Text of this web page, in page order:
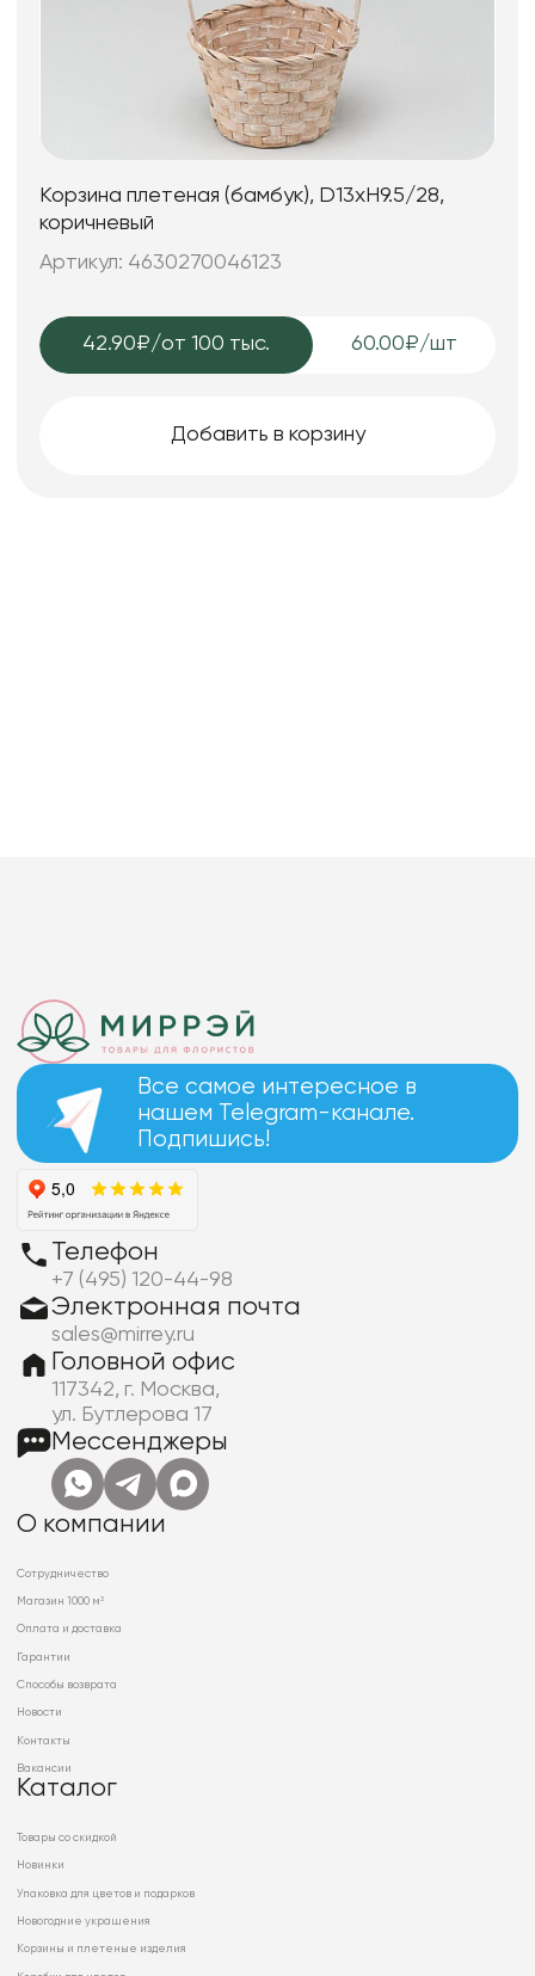
Корзина плетеная (бамбук), D13xH9.5/28,
коричневый
Артикул: 4630270046123
42.90₽/от 100 тыс. 60.00₽/шт
Добавить в корзину
Все самое интересное в
нашем Telegram-канале.
Подпишись!
Телефон
+7 (495) 120-44-98
Электронная почта
sales@mirrey.ru
Головной офис
117342, г. Москва,
ул. Бутлерова 17
Мессенджеры
О компании
Сотрудничество
Магазин 1000 м²
Оплата и доставка
Гарантии
Способы возврата
Новости
Контакты
Вакансии
Каталог
Товары со скидкой
Новинки
Упаковка для цветов и подарков
Новогодние украшения
Корзины и плетеные изделия